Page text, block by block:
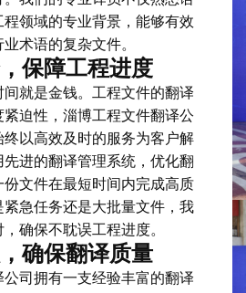
领域的专业背景，能够有效
术语的复杂文件。
保障工程进度
就是金钱。工程文件的翻译
紧迫性，淄博工程文件翻译公
以高效及时的服务为客户解
进的翻译管理系统，优化翻
文件在最短时间内完成高质
急任务还是大批量文件，我
确保不耽误工程进度。
确保翻译质量
司拥有一支经验丰富的翻译